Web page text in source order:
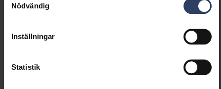
Nödvändig
Inställningar
Statistik
Dimning DMX
Dimning LineSwitch
nätspänningsmodulering